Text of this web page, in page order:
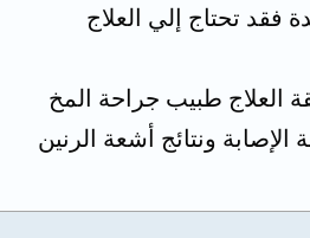
فقد تحتاج إلي العلاج
العلاج طبيب جراحة المخ
ونتائج أشعة الرنين